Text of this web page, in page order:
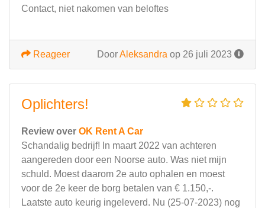
Contact, niet nakomen van beloftes
DoorAleksandra op 26 juli 2023
Reageer
Oplichters!
Review over OK Rent A Car
Schandalig bedrijf! In maart 2022 van achteren
aangereden door een Noorse auto. Was niet mijn
schuld. Moest daarom 2e auto ophalen en moest
voor de 2e keer de borg betalen van € 1.150,-.
Laatste auto keurig ingeleverd. Nu (25-07-2023) nog